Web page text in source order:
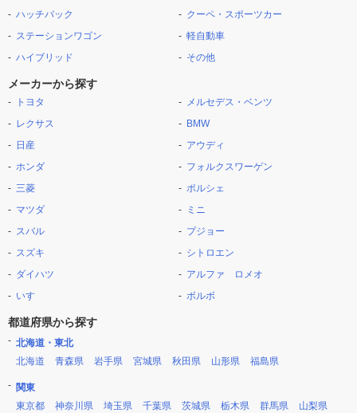
ハッチバック
ステーションワゴン
ハイブリッド
クーペ・スポーツカー
軽自動車
その他
メーカーから探す
トヨタ
レクサス
日産
ホンダ
三菱
マツダ
スバル
スズキ
ダイハツ
いすゞ
メルセデス・ベンツ
BMW
アウディ
フォルクスワーゲン
ポルシェ
ミニ
プジョー
シトロエン
アルファ ロメオ
ボルボ
都道府県から探す
北海道・東北
北海道
青森県 岩手県 宮城県 秋田県 山形県 福島県
関東
東京都
神奈川県 埼玉県 千葉県 茨城県 栃木県 群馬県 山梨県